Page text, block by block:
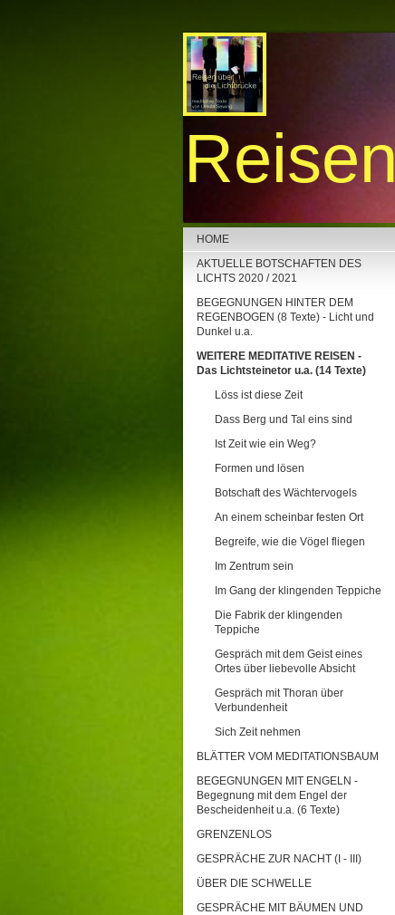
HOME
AKTUELLE BOTSCHAFTEN DES
LICHTS 2020 / 2021
BEGEGNUNGEN HINTER DEM
REGENBOGEN (8 Texte) - Licht und
Dunkel u.a.
WEITERE MEDITATIVE REISEN -
Das Lichtsteinetor u.a. (14 Texte)
Löss ist diese Zeit
Dass Berg und Tal eins sind
Ist Zeit wie ein Weg?
Formen und lösen
Botschaft des Wächtervogels
An einem scheinbar festen Ort
Begreife, wie die Vögel fliegen
Im Zentrum sein
Im Gang der klingenden Teppiche
Die Fabrik der klingenden
Teppiche
Gespräch mit dem Geist eines
Ortes über liebevolle Absicht
Gespräch mit Thoran über
Verbundenheit
Sich Zeit nehmen
BLÄTTER VOM MEDITATIONSBAUM
BEGEGNUNGEN MIT ENGELN -
Begegnung mit dem Engel der
Bescheidenheit u.a. (6 Texte)
GRENZENLOS
GESPRÄCHE ZUR NACHT (I - III)
ÜBER DIE SCHWELLE
GESPRÄCHE MIT BÄUMEN UND